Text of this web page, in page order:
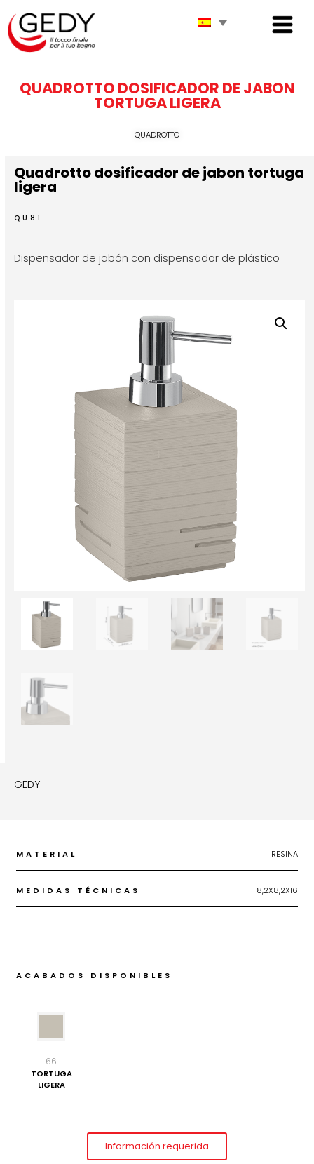
QUADROTTO DOSIFICADOR DE JABON
TORTUGA LIGERA
QUADROTTO
Quadrotto dosificador de jabon tortuga
ligera
QU81
Dispensador de jabón con dispensador de plástico
GEDY
MATERIAL RESINA
MEDIDAS TÉCNICAS 8,2X8,2X16
ACABADOS DISPONIBLES
66
TORTUGA
LIGERA
Información requerida